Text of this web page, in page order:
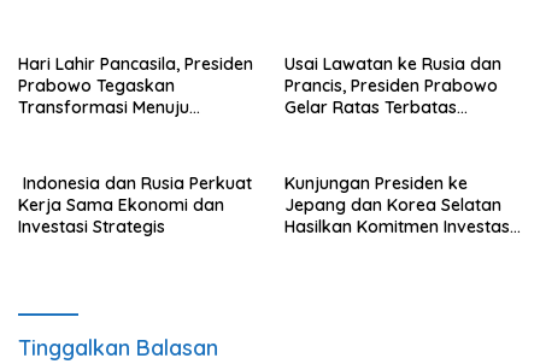
Hari Lahir Pancasila, Presiden
Prabowo Tegaskan
Transformasi Menuju
Usai Lawatan ke Rusia dan
Prancis, Presiden Prabowo
Gelar Ratas Terbatas
Indonesia dan Rusia Perkuat
Kerja Sama Ekonomi dan
Investasi Strategis
Kunjungan Presiden ke
Jepang dan Korea Selatan
Hasilkan Komitmen Investasi
Tinggalkan Balasan